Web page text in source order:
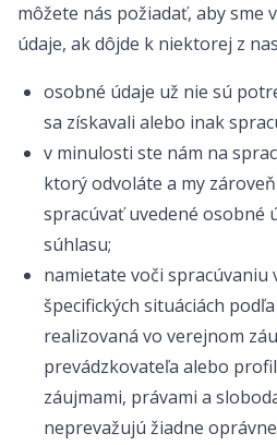
môžete nás požiadať, aby sme
údaje, ak dôjde k niektorej z
osobné údaje už nie sú
sa získavali alebo inak
v minulosti ste nám na
ktorý odvoláte a my
spracúvať uvedené osobné
súhlasu;
namietate voči spracúvaniu
špecifických situáciách
realizovaná vo verejnom
prevádzkovateľa alebo
záujmami, právami a
neprevažujú žiadne